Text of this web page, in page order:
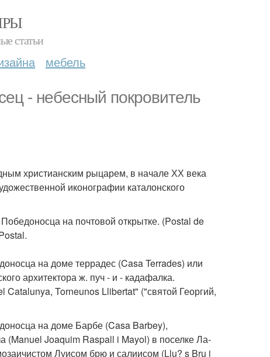
статьи
мебель
- небесный покровитель
христианским рыцарем, в начале ХХ века
иконографии каталонского
на почтовой открытке. (Postal de
на доме террадес (Casa Terrades) или
архитектора ж. пуч - и - кадафалка.
Torneunos Llibertat" ("святой Георгий,
на доме Барбе (Casa Barbey),
(Manuel Joaquim Raspall i Mayol) в поселке Ла-
Луисом брю и салиисом (Llu? s Bru i